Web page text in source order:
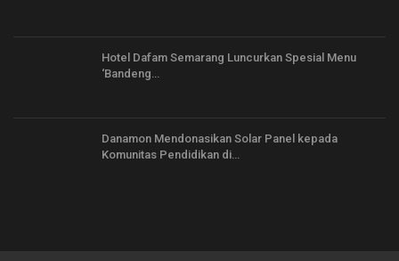
Hotel Dafam Semarang Luncurkan Spesial Menu
‘Bandeng…
Danamon Mendonasikan Solar Panel kepada
Komunitas Pendidikan di…